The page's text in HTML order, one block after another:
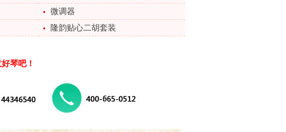
微调器
隆韵贴心二胡套装
琴吧！